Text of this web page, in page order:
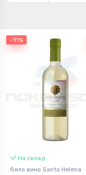
-11%
На склад
бяло вино Santa Helena